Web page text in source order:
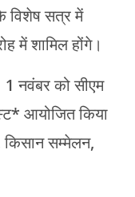
विशेष सत्र में
में शामिल होंगे।
नवंबर को सीएम
आयोजित किया
किसान सम्मेलन,